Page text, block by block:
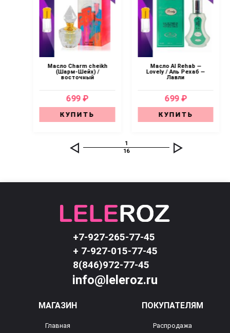
Масло Charm cheikh
(Шарм-Шейх) /
восточный
699 ₽
КУПИТЬ
Масло Al Rehab —
Lovely / Аль Рехаб —
Лавли
699 ₽
КУПИТЬ
1
16
+7-927-265-77-45
+ 7-927-015-77-45
8(846)972-77-45
info@leleroz.ru
МАГАЗИН
Главная
ПОКУПАТЕЛЯМ
Распродажа